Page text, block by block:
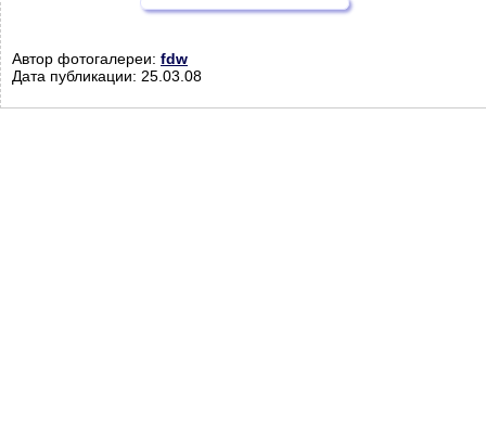
Автор фотогалереи: fdw
Дата публикации: 25.03.08